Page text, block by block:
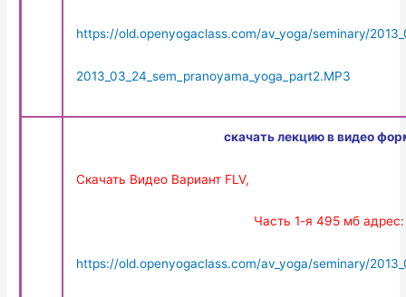
https://old.openyogaclass.com/av_yoga/seminary/
2013_03_24_sem_pranoyama_yoga_part2.MP3
скачать лекцию в видео
Скачать Видео Вариант FLV,
Часть 1-я 495 мб адрес:
https://old.openyogaclass.com/av_yoga/seminary/